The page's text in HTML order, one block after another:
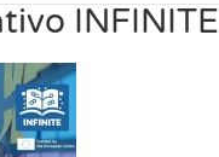
INFINITE